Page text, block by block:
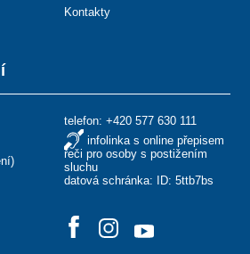
)
telefon: +420 577 630 111
infolinka s online přepisem
řeči pro osoby s postižením
sluchu
datová schránka: ID: 5ttb7bs
Kontakty